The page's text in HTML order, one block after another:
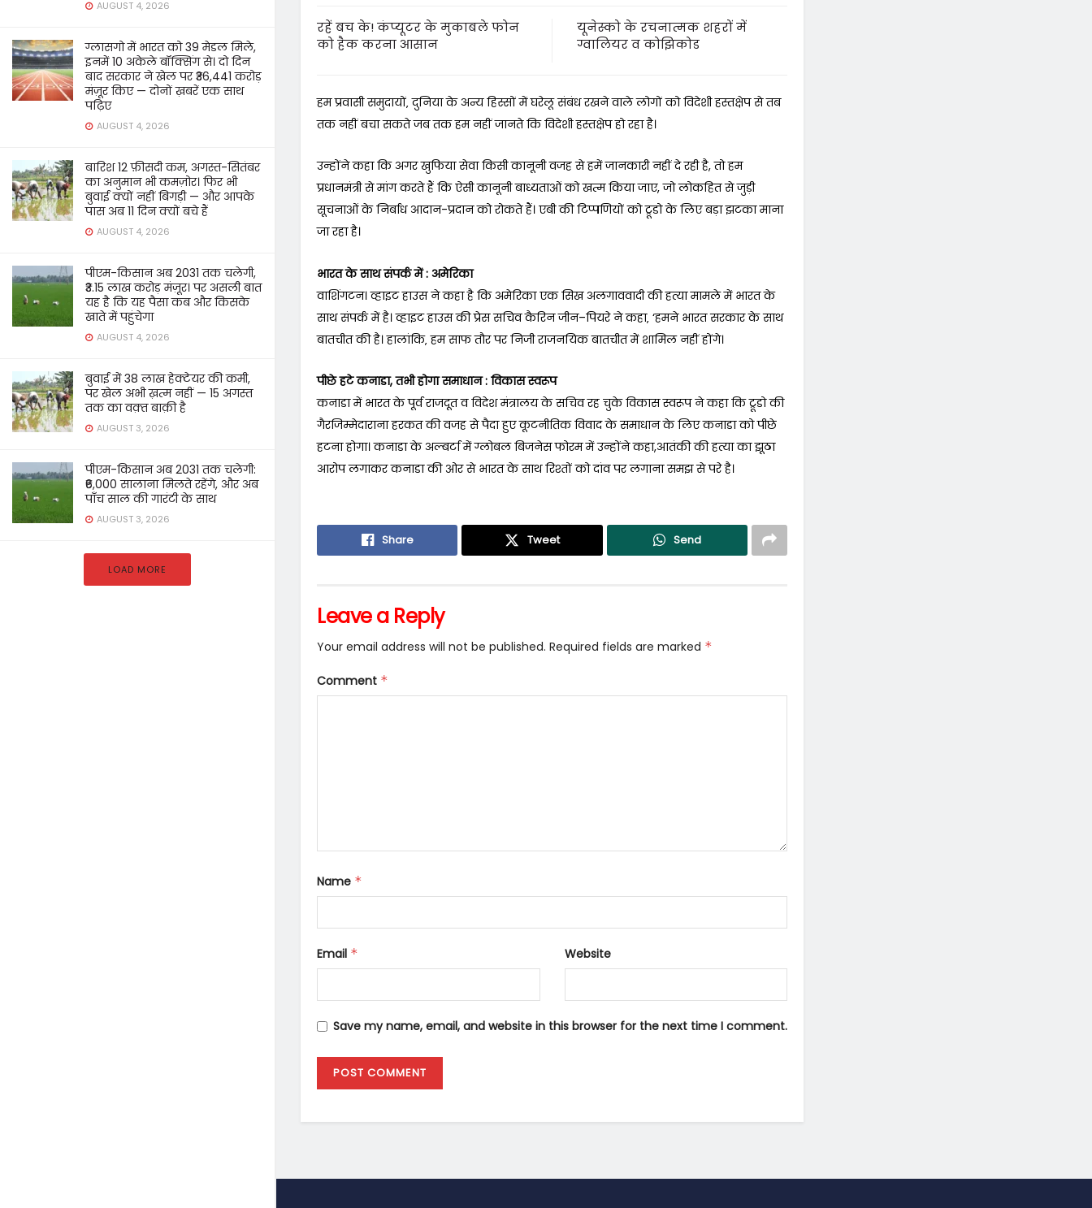
AUGUST 4, 2026
ग्लासगो में भारत को 39 मेडल मिले,
इनमें 10 अकेले बॉक्सिंग से। दो दिन
बाद सरकार ने खेल पर ₹36,441 करोड़
मंज़ूर किए — दोनों ख़बरें एक साथ
पढ़िए
AUGUST 4, 2026
बारिश 12 फ़ीसदी कम, अगस्त-सितंबर
का अनुमान भी कमज़ोर। फिर भी
बुवाई क्यों नहीं बिगड़ी — और आपके
पास अब 11 दिन क्यों बचे हैं
AUGUST 4, 2026
पीएम-किसान अब 2031 तक चलेगी,
₹3.15 लाख करोड़ मंज़ूर। पर असली बात
यह है कि यह पैसा कब और किसके
खाते में पहुंचेगा
AUGUST 4, 2026
बुवाई में 38 लाख हेक्टेयर की कमी,
पर खेल अभी ख़त्म नहीं — 15 अगस्त
तक का वक़्त बाक़ी है
AUGUST 3, 2026
पीएम-किसान अब 2031 तक चलेगी:
₹6,000 सालाना मिलते रहेंगे, और अब
पाँच साल की गारंटी के साथ
AUGUST 3, 2026
LOAD MORE
रहें बच के! कंप्यूटर के मुकाबले फोन
को हैक करना आसान
यूनेस्को के रचनात्मक शहरों में
ग्वालियर व कोझिकोड
हम प्रवासी समुदायों‚ दुनिया के अन्य हिस्सों में घरेलू संबंध रखने वाले लोगों को विदेशी हस्तक्षेप से तब
तक नहीं बचा सकते जब तक हम नहीं जानते कि विदेशी हस्तक्षेप हो रहा है।
उन्होंने कहा कि अगर खुफिया सेवा किसी कानूनी वजह से हमें जानकारी नहीं दे रही है, तो हम
प्रधानमंत्री से मांग करते हैं कि ऐसी कानूनी बाध्यताओं को खत्म किया जाए, जो लोकहित से जुड़ी
सूचनाओं के निर्बाध आदान-प्रदान को रोकते हैं। एबी की टिप्पणियों को ट्रूडो के लिए बड़ा झटका माना
जा रहा है।
भारत के साथ संपर्क में : अमेरिका
वाशिंगटन। व्हाइट हाउस ने कहा है कि अमेरिका एक सिख अलगाववादी की हत्या मामले में भारत के
साथ संपर्क में है। व्हाइट हाउस की प्रेस सचिव कैरिन जीन–पियरे ने कहा‚ ‘हमने भारत सरकार के साथ
बातचीत की है। हालांकि‚ हम साफ तौर पर निजी राजनयिक बातचीत में शामिल नहीं होंगे।
पीछे हटे कनाडा, तभी होगा समाधान : विकास स्वरूप
कनाडा में भारत के पूर्व राजदूत व विदेश मंत्रालय के सचिव रह चुके विकास स्वरूप ने कहा कि ट्रूडो की
गैरजिम्मेदाराना हरकत की वजह से पैदा हुए कूटनीतिक विवाद के समाधान के लिए कनाडा को पीछे
हटना होगा। कनाडा के अल्बर्टा में ग्लोबल बिजनेस फोरम में उन्होंने कहा,आतंकी की हत्या का झूठा
आरोप लगाकर कनाडा की ओर से भारत के साथ रिश्तों को दांव पर लगाना समझ से परे है।
Share Tweet Send
Leave a Reply
Your email address will not be published. Required fields are marked *
Comment *
Name *
Email * Website
Save my name, email, and website in this browser for the next time I comment.